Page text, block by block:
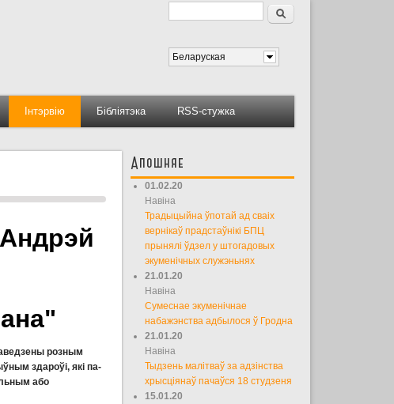
Форма пошуку
Пошук
Беларуская
Інтэрвію Бібліятэка RSS-стужка
розным
здароўі, які па-
або
Апошняе
01.02.20
Навіна
Традыцыйна ўпотай ад сваіх
вернікаў прадстаўнікі БПЦ
прынялі ўдзел у штогадовых
экуменічных служэньнях
21.01.20
Навіна
Сумеснае экуменічнае
набажэнства адбылося ў Гродна
21.01.20
Навіна
Тыдзень малітваў за адзінства
хрысціянаў пачаўся 18 студзеня
15.01.20